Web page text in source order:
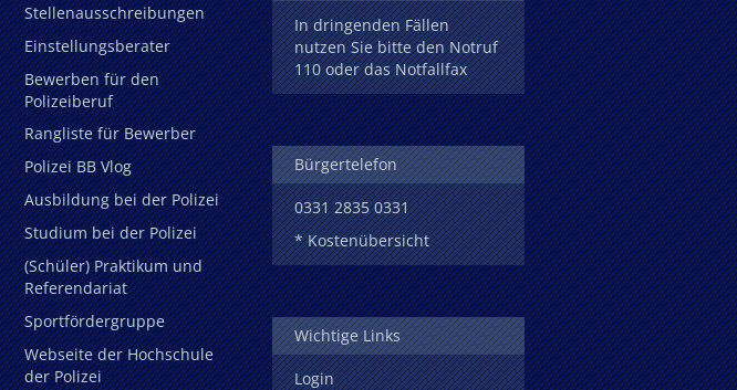
Stellenausschreibungen
Einstellungsberater
Bewerben für den
Polizeiberuf
Rangliste für Bewerber
Polizei BB Vlog
Ausbildung bei der Polizei
Studium bei der Polizei
(Schüler) Praktikum und
Referendariat
Sportfördergruppe
Webseite der Hochschule
der Polizei
In dringenden Fällen
nutzen Sie bitte den Notruf
110 oder das Notfallfax
Bürgertelefon
0331 2835 0331
* Kostenübersicht
Wichtige Links
Login